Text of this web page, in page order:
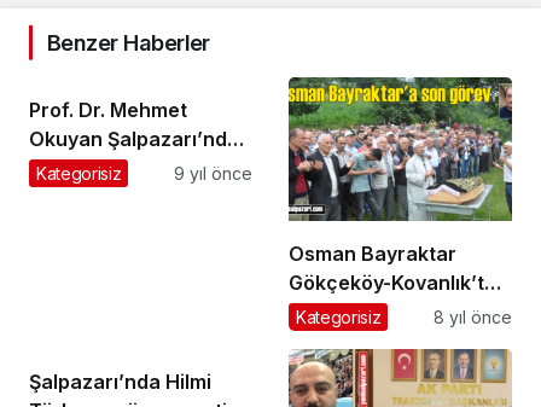
Benzer Haberler
Prof. Dr. Mehmet
Okuyan Şalpazarı’nda
İmam Hatipliler
Kategorisiz 9 yıl önce
Osman Bayraktar
Gökçeköy-Kovanlık’ta
ebediyete uğurlandı
Kategorisiz 8 yıl önce
Şalpazarı’nda Hilmi